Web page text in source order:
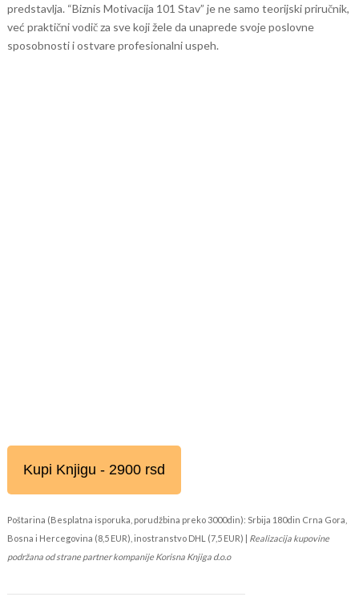
predstavlja. “Biznis Motivacija 101 Stav” je ne samo teorijski priručnik,
već praktični vodič za sve koji žele da unaprede svoje poslovne
sposobnosti i ostvare profesionalni uspeh.
Kupi Knjigu - 2900 rsd
Poštarina (Besplatna isporuka, porudžbina preko 3000din): Srbija 180din Crna Gora,
Bosna i Hercegovina (8,5 EUR), inostranstvo DHL (7,5 EUR) | Realizacija kupovine
podržana od strane partner kompanije Korisna Knjiga d.o.o